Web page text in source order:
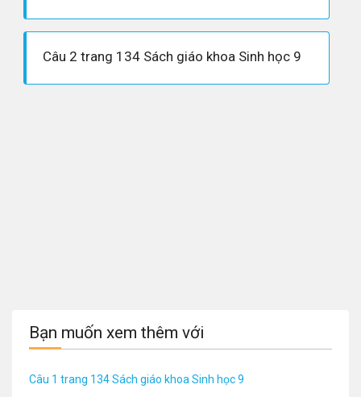
Câu 2 trang 134 Sách giáo khoa Sinh học 9
Bạn muốn xem thêm với
Câu 1 trang 134 Sách giáo khoa Sinh học 9